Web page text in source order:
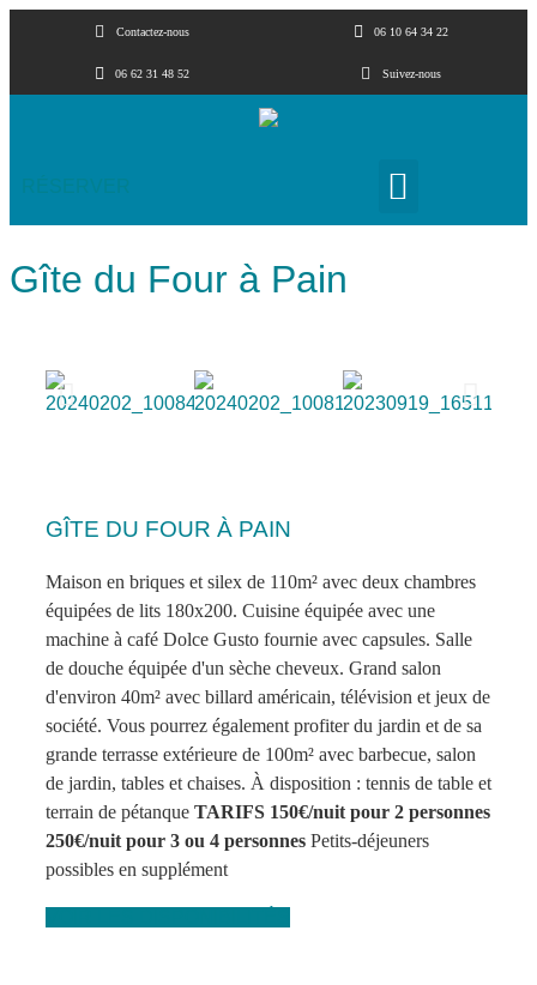
Contactez-nous 06 10 64 34 22
06 62 31 48 52 Suivez-nous
Gîte du Four à Pain
GÎTE DU FOUR À PAIN
Maison en briques et silex de 110m² avec deux chambres
équipées de lits 180x200. Cuisine équipée avec une
machine à café Dolce Gusto fournie avec capsules. Salle
de douche équipée d'un sèche cheveux. Grand salon
d'environ 40m² avec billard américain, télévision et jeux de
société. Vous pourrez également profiter du jardin et de sa
grande terrasse extérieure de 100m² avec barbecue, salon
de jardin, tables et chaises. À disposition : tennis de table et
terrain de pétanque TARIFS 150€/nuit pour 2 personnes
250€/nuit pour 3 ou 4 personnes Petits-déjeuners
possibles en supplément